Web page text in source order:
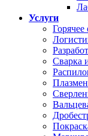
Услуги
Сварка